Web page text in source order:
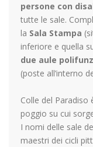
persone con
tutte le sale.
la Sala Stampa
inferiore e quella
due aule
(poste all’interno
Colle del Paradiso
poggio su cui
I nomi delle sale
maestri dei cicli